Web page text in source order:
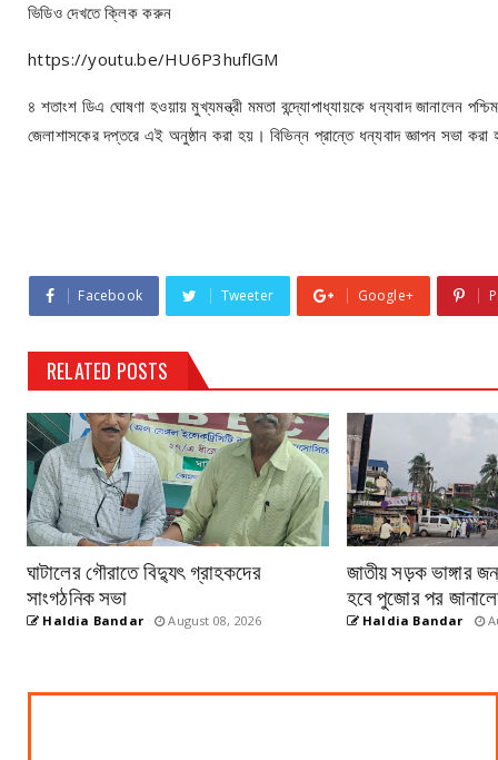
ভিডিও দেখতে ক্লিক করুন
https://youtu.be/HU6P3huflGM
৪ শতাংশ ডিএ ঘোষণা হওয়ায় মুখ্যমন্ত্রী মমতা বন্দ্যোপাধ্যায়কে ধন্যবাদ জানালেন
জেলাশাসকের দপ্তরে এই অনুষ্ঠান করা হয়। বিভিন্ন প্রান্তে ধন্যবাদ জ্ঞাপন সভা
Facebook Tweeter Google+
RELATED POSTS
ঘাটালের গৌরাতে বিদ্যুৎ গ্রাহকদের
সাংগঠনিক সভা
Haldia Bandar August 08, 2026
জাতীয় সড়ক ভাঙ্গার
হবে পুজোর পর
Haldia Bandar